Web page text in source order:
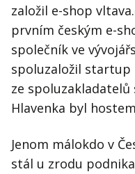
založil e-shop
prvním českým e-
společník ve
spoluzaložil startup
ze spoluzakladatelů
Hlavenka byl
Jenom málokdo v
stál u zrodu